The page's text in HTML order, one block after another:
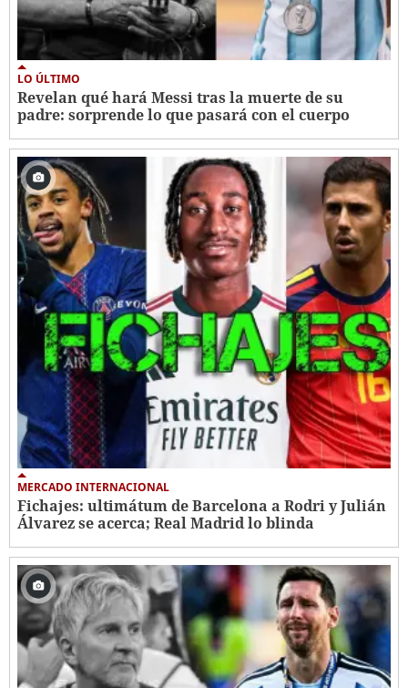
LO ÚLTIMO
Revelan qué hará Messi tras la muerte de su
padre: sorprende lo que pasará con el cuerpo
MERCADO INTERNACIONAL
Fichajes: ultimátum de Barcelona a Rodri y Julián
Álvarez se acerca; Real Madrid lo blinda